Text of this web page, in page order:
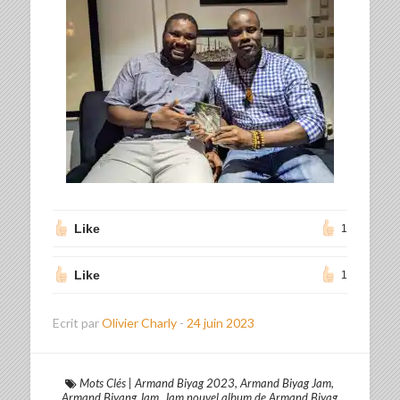
Like 1
Like 1
Ecrit parOlivier Charly - 24 juin 2023
Mots Clés |Armand Biyag 2023,Armand Biyag Jam,